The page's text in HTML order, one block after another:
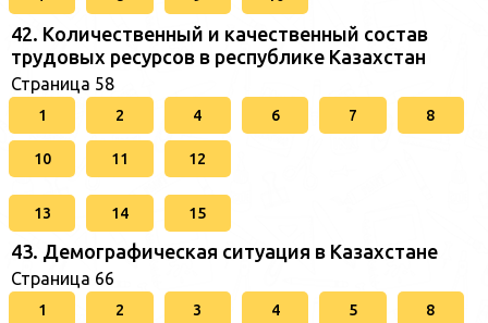
42. Количественный и качественный состав
трудовых ресурсов в республике Казахстан
Страница 58
1 2 4 6 7 8
10 11 12
13 14 15
43. Демографическая ситуация в Казахстане
Страница 66
1 2 3 4 5 8